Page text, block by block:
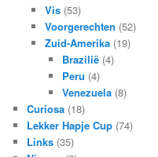
Vis(53)
Voorgerechten (52)
Zuid-Amerika(19)
Brazilië (4)
Peru (4)
Venezuela (8)
Curiosa (18)
Lekker Hapje Cup (74)
Links (35)